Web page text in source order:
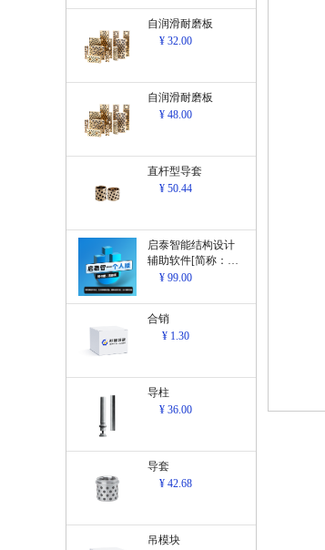
自润滑耐磨板
¥ 32.00
自润滑耐磨板
¥ 48.00
直杆型导套
¥ 50.44
启泰智能结构设计
辅助软件[简称：结
构设计辅助软
¥ 99.00
合销
¥ 1.30
导柱
¥ 36.00
导套
¥ 42.68
吊模块